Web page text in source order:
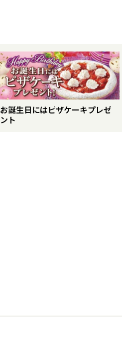
お誕生日にはピザケーキプレゼ
ント